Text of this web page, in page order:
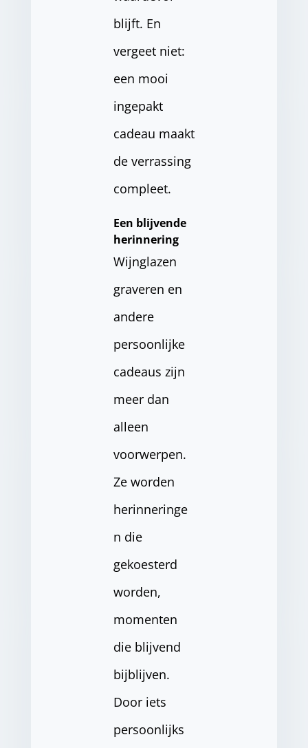
blijft. En
vergeet niet:
een mooi
ingepakt
cadeau maakt
de verrassing
compleet.
Een blijvende
herinnering
Wijnglazen
graveren en
andere
persoonlijke
cadeaus zijn
meer dan
alleen
voorwerpen.
Ze worden
herinneringe
n die
gekoesterd
worden,
momenten
die blijvend
bijblijven.
Door iets
persoonlijks